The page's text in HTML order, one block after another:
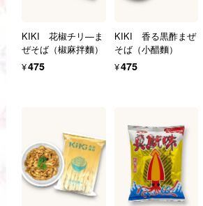
KIKI 花椒チリ—ま
ぜそば（椒麻拌麵）
¥475
KIKI 香る黒酢まぜ
そば（小醋麵）
¥475